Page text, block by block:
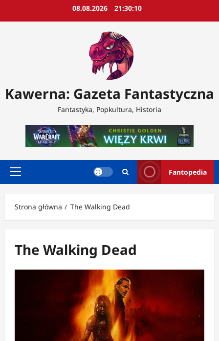
08.08.2026 21:30:12
Kawerna: Gazeta Fantastyczna
Fantastyka, Popkultura, Historia
Menu
Fantopedia
Strona główna The Walking Dead
The Walking Dead